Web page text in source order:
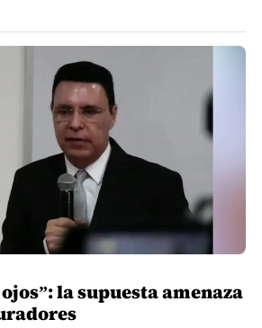
la supuesta amenaza